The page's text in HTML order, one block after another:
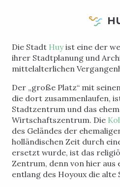
Die Stadt Huyist eine der
ihrer Stadtplanung und
mittelalterlichen
Der „große Platz“ mit
die dort zusammenlaufen,
Stadtzentrum und das
Wirtschaftszentrum. Die
des Geländes der
holländischen Zeit durch
ersetzt wurde, ist das
Zentrum, denn von hier aus
entlang des Hoyoux die alte